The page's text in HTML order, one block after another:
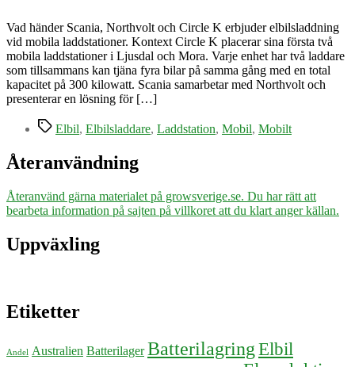
Vad händer Scania, Northvolt och Circle K erbjuder elbilsladdning
vid mobila laddstationer. Kontext Circle K placerar sina första två
mobila laddstationer i Ljusdal och Mora. Varje enhet har två laddare
som tillsammans kan tjäna fyra bilar på samma gång med en total
kapacitet på 300 kilowatt. Scania samarbetar med Northvolt och
presenterar en lösning för […]
Etiketter
Elbil, Elbilsladdare, Laddstation, Mobil, Mobilt
Återanvändning
Återanvänd gärna materialet på growsverige.se. Du har rätt att
bearbeta information på sajten på villkoret att du klart anger källan.
Uppväxling
Etiketter
Andel Australien Batterilager BatterilagringElbil